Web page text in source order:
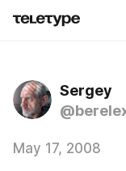
Sergey
May 17, 2008